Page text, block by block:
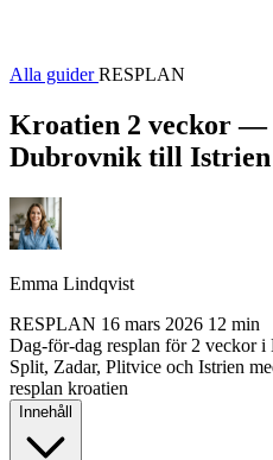
Alla guiderRESPLAN
Kroatien 2 veckor —
Dubrovnik till Istrien
Emma Lindqvist
RESPLAN 16 mars 2026 12 min
Dag-för-dag resplan för 2 veckor
Split, Zadar, Plitvice och Istrien
resplan kroatien
Innehåll